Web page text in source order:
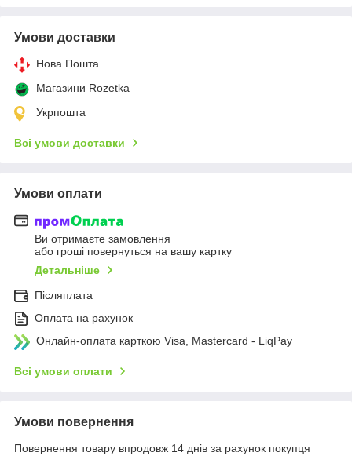
Умови доставки
Нова Пошта
Магазини Rozetka
Укрпошта
Всі умови доставки
Умови оплати
Ви отримаєте замовлення
або гроші повернуться на вашу картку
Детальніше
Післяплата
Оплата на рахунок
Онлайн-оплата карткою Visa, Mastercard - LiqPay
Всі умови оплати
Умови повернення
Повернення товару впродовж 14 днів за рахунок покупця